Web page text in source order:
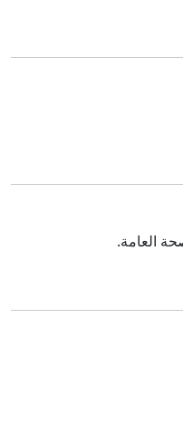
العامة.